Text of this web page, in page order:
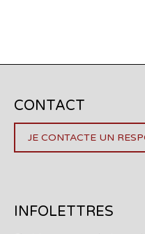
CONTACT
JE CONTACTE UN
INFOLETTRES